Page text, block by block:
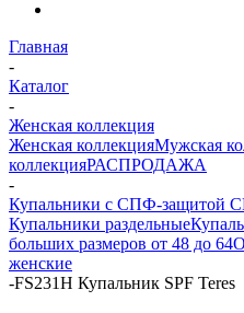
Главная
-
Каталог
-
Женская коллекция
Женская коллекцияМужская
коллекцияРАСПРОДАЖА
-
Купальники с СПФ-защитой
Купальники раздельные
больших размеров от 48 до 64
женские
-FS231H Купальник SPF Teres